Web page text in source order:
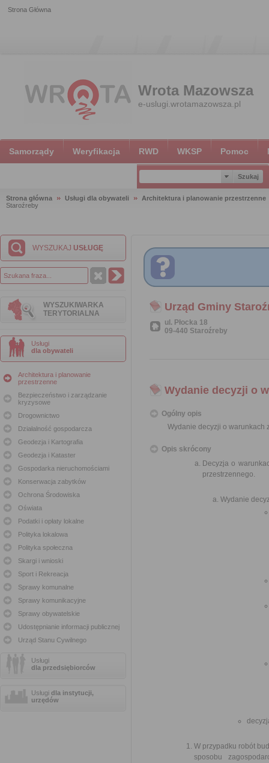
Strona Główna
Wrota Mazowsza
e-uslugi.wrotamazowsza.pl
Samorządy Weryfikacja RWD WKSP Pomoc
Strona główna Usługi dla obywateli
Architektura i planowanie przestrzenne
Staroźreby
WYSZUKAJ USŁUGĘ
WYSZUKIWARKA
TERYTORIALNA
Usługi
dla obywateli
Architektura i planowanie
przestrzenne
Bezpieczeństwo i zarządzanie
kryzysowe
Drogownictwo
Działalność gospodarcza
Geodezja i Kartografia
Geodezja i Kataster
Gospodarka nieruchomościami
Konserwacja zabytków
Ochrona Środowiska
Oświata
Podatki i opłaty lokalne
Polityka lokalowa
Polityka społeczna
Skargi i wnioski
Sport i Rekreacja
Sprawy komunalne
Sprawy komunikacyjne
Sprawy obywatelskie
Udostępnianie informacji publicznej
Urząd Stanu Cywilnego
Usługi
dla przedsiębiorców
Usługi dla instytucji,
urzędów
Urząd Gminy
ul. Płocka 18
09-440 Staroźreby
Wydanie decyzji o
Ogólny opis
Wydanie decyzji o warunkach
Opis skrócony
Decyzja o
przestrzennego.
Wydanie
W przypadku robót
sposobu